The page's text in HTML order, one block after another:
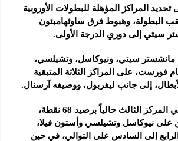
المراكز المؤهلة للبطولات الأوروبية
البطولة، وهبوط فرق ساوثهامبتون
سيتي إلى دوري الدرجة الأولى.
هي مانشستر سيتي، ونيوكاسل، وتشيلسي،
فورست، على المراكز الثلاثة المتبقية
إلى جانب ليفربول، ووصيفه آرسنال.
ويحتل مانشستر سيتي المركز الثالث حالياً برصيد 68 نقطة،
على نيوكاسل وتشيلسي وأستون فيلا،
إلى السادس على التوالي، في حين